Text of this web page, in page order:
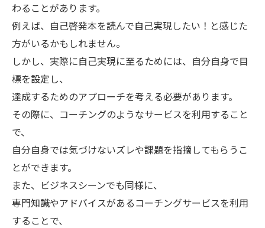
わることがあります。
例えば、自己啓発本を読んで自己実現したい！と感じた
方がいるかもしれません。
しかし、実際に自己実現に至るためには、自分自身で目
標を設定し、
達成するためのアプローチを考える必要があります。
その際に、コーチングのようなサービスを利用すること
で、
自分自身では気づけないズレや課題を指摘してもらうこ
とができます。
また、ビジネスシーンでも同様に、
専門知識やアドバイスがあるコーチングサービスを利用
することで、